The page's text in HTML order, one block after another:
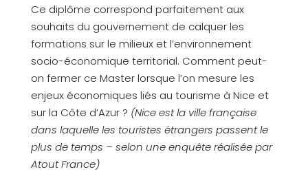
Ce diplôme correspond parfaitement aux
souhaits du gouvernement de calquer les
formations sur le milieux et l’environnement
socio-économique territorial. Comment peut-
on fermer ce Master lorsque l’on mesure les
enjeux économiques liés au tourisme à Nice et
sur la Côte d’Azur ? (Nice est la ville française
dans laquelle les touristes étrangers passent le
plus de temps – selon une enquête réalisée par
Atout France)